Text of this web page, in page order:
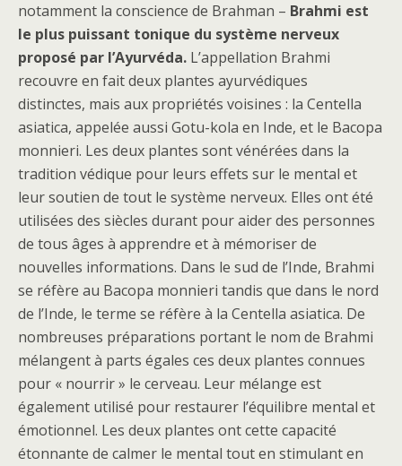
notamment la conscience de Brahman – Brahmi est
le plus puissant tonique du système nerveux
proposé par l’Ayurvéda. L’appellation Brahmi
recouvre en fait deux plantes ayurvédiques
distinctes, mais aux propriétés voisines : la Centella
asiatica, appelée aussi Gotu-kola en Inde, et le Bacopa
monnieri. Les deux plantes sont vénérées dans la
tradition védique pour leurs effets sur le mental et
leur soutien de tout le système nerveux. Elles ont été
utilisées des siècles durant pour aider des personnes
de tous âges à apprendre et à mémoriser de
nouvelles informations. Dans le sud de l’Inde, Brahmi
se réfère au Bacopa monnieri tandis que dans le nord
de l’Inde, le terme se réfère à la Centella asiatica. De
nombreuses préparations portant le nom de Brahmi
mélangent à parts égales ces deux plantes connues
pour « nourrir » le cerveau. Leur mélange est
également utilisé pour restaurer l’équilibre mental et
émotionnel. Les deux plantes ont cette capacité
étonnante de calmer le mental tout en stimulant en